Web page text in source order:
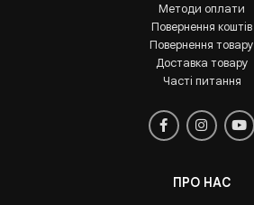
Методи оплати
Повернення коштів
Повернення товару
Доставка товару
Часті питання
ПРО НАС